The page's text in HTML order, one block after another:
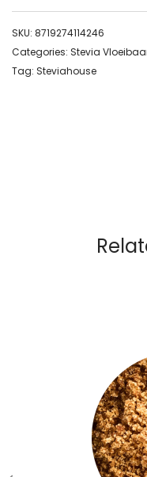
SKU: 8719274114246
Categories: Stevia
Tag: Steviahouse